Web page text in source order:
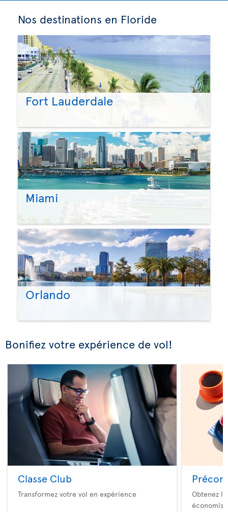
Nos destinations en Floride
Fort Lauderdale
Miami
Orlando
Bonifiez votre expérience de vol!
Classe Club
Transformez votre vol en expérience
Obtenez